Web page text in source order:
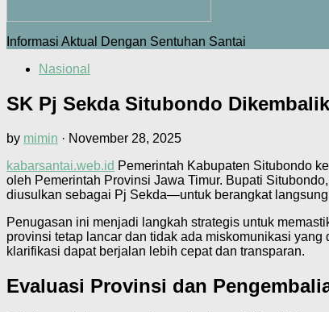
Informasi Aktual Dengan Sentuhan Santai
Nasional
SK Pj Sekda Situbondo
by mimin · November 28, 2025
kabarsantai.web.id Pemerintah Kabupaten Situbondo
oleh Pemerintah Provinsi Jawa Timur. Bupati
diusulkan sebagai Pj Sekda—untuk berangkat
Penugasan ini menjadi langkah strategis untuk
provinsi tetap lancar dan tidak ada miskomunikasi
klarifikasi dapat berjalan lebih cepat dan transparan.
Evaluasi Provinsi dan